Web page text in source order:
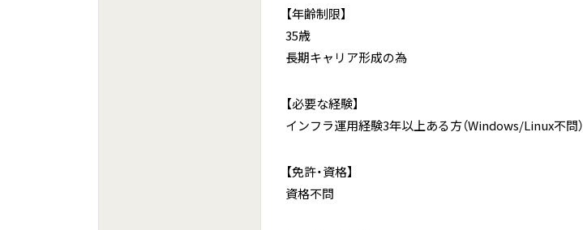
【年齢制限】
35歳
長期キャリア形成の為
【必要な経験】
インフラ運用経験3年以上ある方（Windows/Linux不問）
【免許・資格】
資格不問